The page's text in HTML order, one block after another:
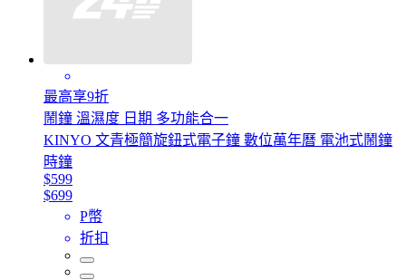
最高享9折
鬧鐘 溫濕度 日期 多功能合一
KINYO 文青極簡旋鈕式電子鐘 數位萬年曆 電池式鬧鐘
時鐘
$599
$699
P幣
折扣